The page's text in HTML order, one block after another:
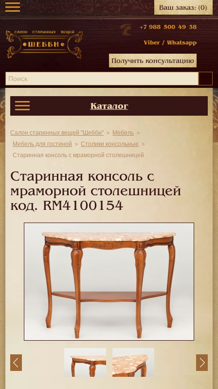
Ваш заказ:(0)
+7 988 500 49 38
Viber / Whatsapp
Получить консультацию
Каталог
Салон старинных вещей "Шебби"
Мебель
Мебель для гостиной
Столики консольные
Старинная консоль с мраморной столешницей
Старинная консоль с
мраморной столешницей
код. RM4100154